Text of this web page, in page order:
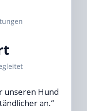
unseren Hund
an.“